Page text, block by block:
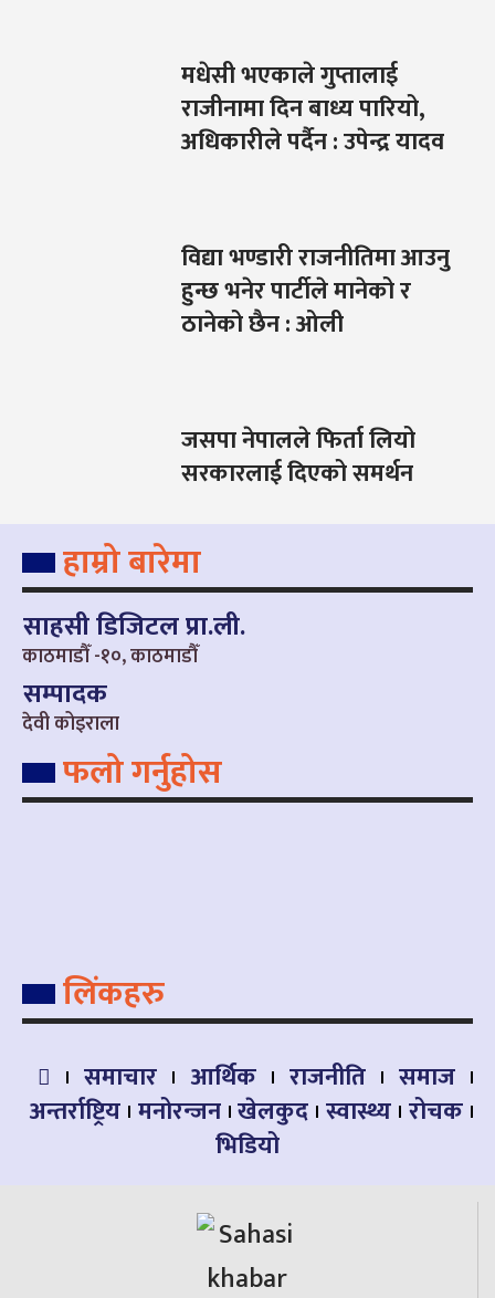
मधेसी भएकाले गुप्तालाई
राजीनामा दिन बाध्य पारियो,
अधिकारीले पर्दैन : उपेन्द्र यादव
विद्या भण्डारी राजनीतिमा आउनु
हुन्छ भनेर पार्टीले मानेको र
ठानेको छैन : ओली
जसपा नेपालले फिर्ता लियो
सरकारलाई दिएको समर्थन
हाम्रो बारेमा
साहसी डिजिटल प्रा.ली.
काठमाडौँ -१०, काठमाडौँ
सम्पादक
देवी कोइराला
फलो गर्नुहोस
लिंकहरु
समाचार आर्थिक राजनीति
समाज
अन्तर्राष्ट्रिय मनोरन्जन खेलकुद स्वास्थ्य रोचक
भिडियो